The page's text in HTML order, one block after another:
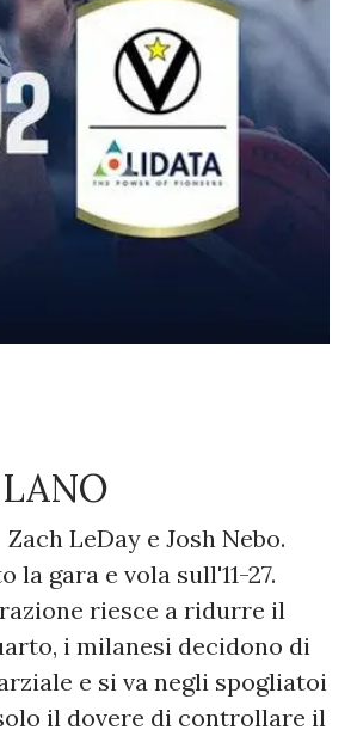
LeDay e Josh Nebo.
gara e vola sull'11-27.
riesce a ridurre il
i milanesi decidono di
e si va negli spogliatoi
il dovere di controllare il